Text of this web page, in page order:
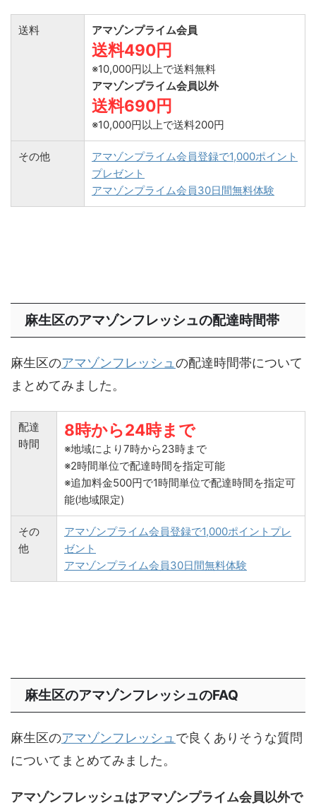
送料 アマゾンプライム会員
送料490円
※10,000円以上で送料無料
アマゾンプライム会員以外
送料690円
※10,000円以上で送料200円
その他
アマゾンプライム会員登録で1,000ポイント
プレゼント
アマゾンプライム会員30日間無料体験
麻生区のアマゾンフレッシュの配達時間帯
麻生区のアマゾンフレッシュ の配達時間帯について
まとめてみました。
配達
時間
8時から24時まで
※地域により7時から23時まで
※2時間単位で配達時間を指定可能
※追加料金500円で1時間単位で配達時間を指定可
能(地域限定)
その
他
アマゾンプライム会員登録で1,000ポイントプレ
ゼント
アマゾンプライム会員30日間無料体験
麻生区のアマゾンフレッシュのFAQ
麻生区のアマゾンフレッシュ で良くありそうな質問
についてまとめてみました。
アマゾンフレッシュはアマゾンプライム会員以外で